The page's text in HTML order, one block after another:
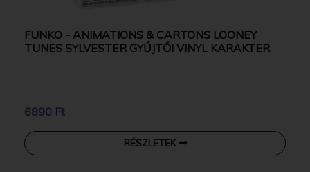
FUNKO - ANIMATIONS & CARTONS LOONEY
TUNES SYLVESTER GYŰJTŐI VINYL KARAKTER
6890 Ft
RÉSZLETEK